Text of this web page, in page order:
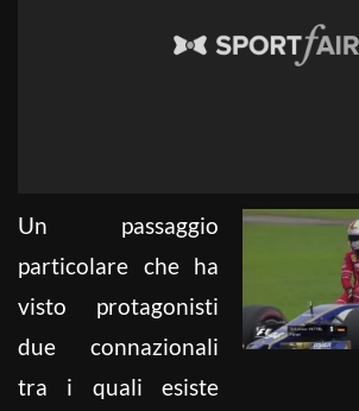
Un passaggio
particolare che ha
visto protagonisti
due connazionali
tra i quali esiste